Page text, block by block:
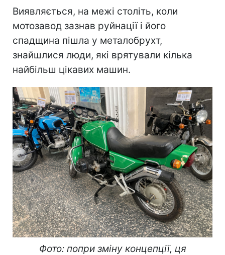
Виявляється, на межі століть, коли
мотозавод зазнав руйнації і його
спадщина пішла у металобрухт,
знайшлися люди, які врятували кілька
найбільш цікавих машин.
Фото: попри зміну концепції, ця